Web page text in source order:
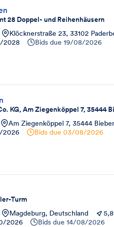
28 Doppel- und Reihenhäusern
Klöcknerstraße 23, 33102
2028 Bids due 19/08/2026
KG, Am Ziegenköppel 7, 35444
Am Ziegenköppel 7, 35444
2026 Bids due 03/08/2026
Turm
Magdeburg, Deutschland
2026 Bids due 14/08/2026